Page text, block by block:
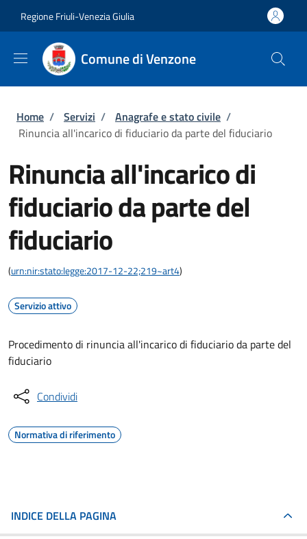
Regione Friuli-Venezia Giulia
Comune di Venzone
Briciole di pane
Home / Servizi / Anagrafe e stato civile /
Rinuncia all'incarico di fiduciario da parte del fiduciario
Rinuncia all'incarico di
fiduciario da parte del
fiduciario
(urn:nir:stato:legge:2017-12-22;219~art4)
Servizio attivo
Procedimento di rinuncia all'incarico di fiduciario da parte del
fiduciario
Condividi
Normativa di riferimento
INDICE DELLA PAGINA